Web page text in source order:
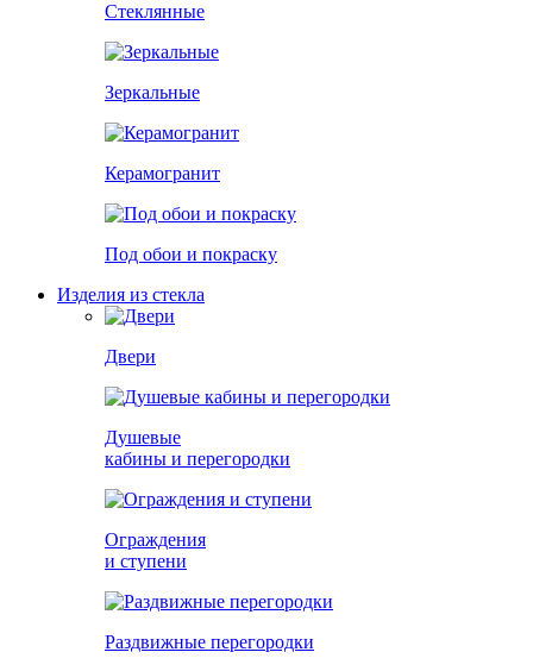
Стеклянные
Зеркальные
Керамогранит
Под обои и покраску
Изделия из стекла
Двери
Душевые
кабины и перегородки
Ограждения
и ступени
Раздвижные перегородки